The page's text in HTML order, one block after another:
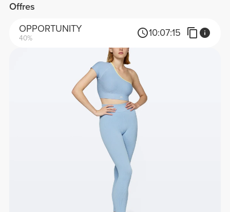
Offres
OPPORTUNITY
40% 10:07:15